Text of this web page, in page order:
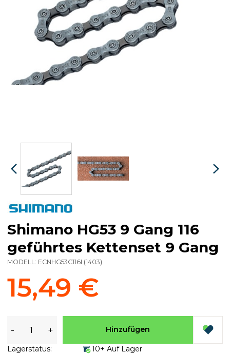
Shimano HG53 9 Gang 116
geführtes Kettenset 9 Gang
MODELL: ECNHG53C116I (1403)
15,49 €
- + Hinzufügen
Lagerstatus:
10+ Auf Lager